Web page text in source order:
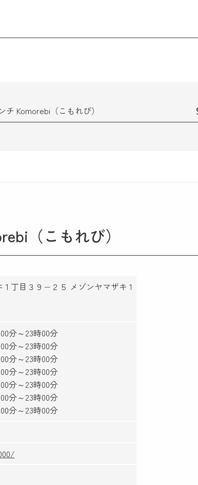
チ Komorebi（こもれび）
（こもれび）
１丁目３９−２５ メゾンヤマザキ 1
分～23時00分
分～23時00分
分～23時00分
分～23時00分
分～23時00分
分～23時00分
分～23時00分